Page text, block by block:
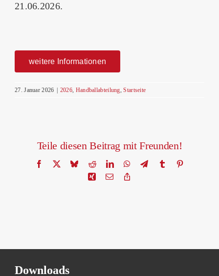
21.06.2026.
weitere Informationen
27. Januar 2026 2026, Handballabteilung,Startseite
Teile diesen Beitrag mit Freunden!
Facebook BlueskyRedditLinkedInWhatsApp
TelegramTumblr
XingEmail
Downloads